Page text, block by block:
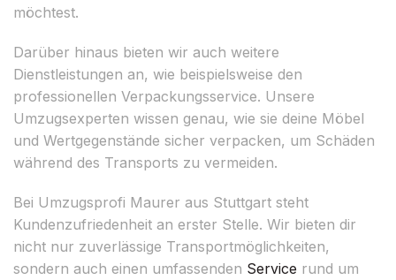
möchtest.
Darüber hinaus bieten wir auch weitere
Dienstleistungen an, wie beispielsweise den
professionellen Verpackungsservice. Unsere
Umzugsexperten wissen genau, wie sie deine Möbel
und Wertgegenstände sicher verpacken, um Schäden
während des Transports zu vermeiden.
Bei Umzugsprofi Maurer aus Stuttgart steht
Kundenzufriedenheit an erster Stelle. Wir bieten dir
nicht nur zuverlässige Transportmöglichkeiten,
sondern auch einen umfassenden Service rund um